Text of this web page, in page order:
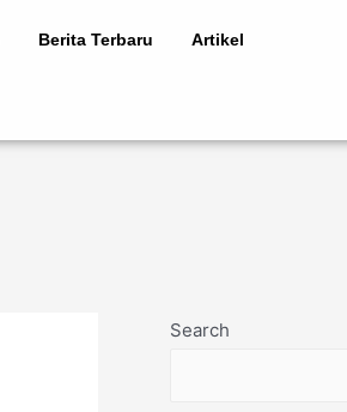
Berita Terbaru Artikel
Search